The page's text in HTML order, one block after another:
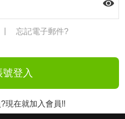
忘記電子郵件?
現在就加入會員!!